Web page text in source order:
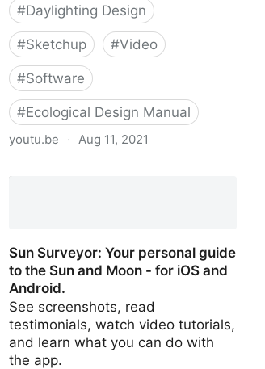
#Daylighting Design
#Sketchup #Video
#Software
#Ecological Design Manual
youtu.be · Aug 11, 2021
Sun Surveyor: Your personal guide
to the Sun and Moon - for iOS and
Android.
See screenshots, read
testimonials, watch video tutorials,
and learn what you can do with
the app.